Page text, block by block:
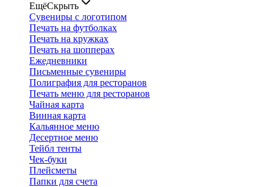
ЕщёСкрыть
Сувениры с логотипом
Печать на футболках
Печать на кружках
Печать на шопперах
Ежедневники
Письменные сувениры
Полиграфия для ресторанов
Печать меню для ресторанов
Чайная карта
Винная карта
Кальянное меню
Десертное меню
Тейбл тенты
Чек-буки
Плейсметы
Папки для счета